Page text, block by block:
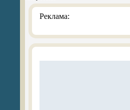
Реклама: